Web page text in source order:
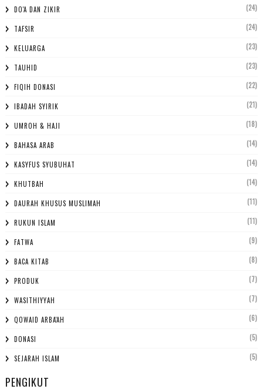
DO'A DAN ZIKIR (24)
TAFSIR (24)
KELUARGA (23)
TAUHID (23)
FIQIH DONASI (22)
IBADAH SYIRIK (21)
UMROH & HAJI (18)
BAHASA ARAB (14)
KASYFUS SYUBUHAT (14)
KHUTBAH (14)
DAURAH KHUSUS MUSLIMAH (11)
RUKUN ISLAM (11)
FATWA (9)
BACA KITAB (8)
PRODUK (7)
WASITHIYYAH (7)
QOWAID ARBA'AH (6)
DONASI (5)
SEJARAH ISLAM (5)
PENGIKUT